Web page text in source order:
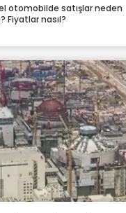
otomobilde satışlar neden
Fiyatlar nasıl?